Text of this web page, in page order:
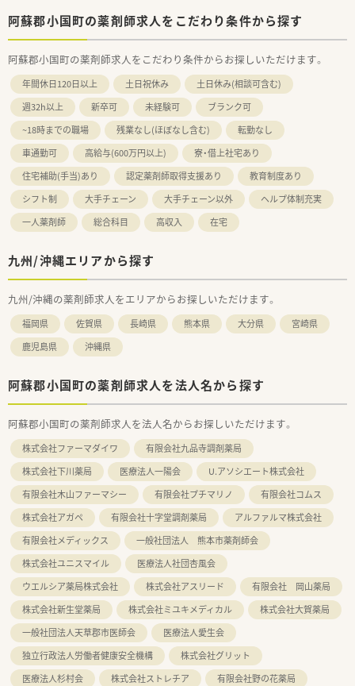
阿蘇郡小国町の薬剤師求人をこだわり条件から探す
阿蘇郡小国町の薬剤師求人をこだわり条件からお探しいただけます。
年間休日120日以上 土日祝休み
土日休み(相談可含む)
週32h以上
新卒可 未経験可
ブランク可
~18時までの職場
残業なし(ほぼなし含む)
転勤なし
車通勤可
高給与(600万円以上)
寮・借上社宅あり
住宅補助(手当)あり
認定薬剤師取得支援あり
教育制度あり
シフト制
大手チェーン 大手チェーン以外
ヘルプ体制充実
一人薬剤師
総合科目 高収入 在宅
九州/沖縄エリアから探す
九州/沖縄の薬剤師求人をエリアからお探しいただけます。
福岡県 佐賀県 長崎県 熊本県 大分県
宮崎県
鹿児島県
沖縄県
阿蘇郡小国町の薬剤師求人を法人名から探す
阿蘇郡小国町の薬剤師求人を法人名からお探しいただけます。
株式会社ファーマダイワ
有限会社九品寺調剤薬局
株式会社下川薬局
医療法人一陽会
U.アソシエート株式会社
有限会社木山ファーマシー
有限会社プチマリノ
有限会社コムス
株式会社アガペ
有限会社十字堂調剤薬局
アルファルマ株式会社
有限会社メディックス
一般社団法人 熊本市薬剤師会
株式会社ユニスマイル
医療法人社団杏風会
ウエルシア薬局株式会社
株式会社アスリード
有限会社 岡山薬局
株式会社新生堂薬局
株式会社ミユキメディカル
株式会社大賀薬局
一般社団法人天草郡市医師会
医療法人愛生会
独立行政法人労働者健康安全機構
株式会社グリット
医療法人杉村会
株式会社ストレチア
有限会社野の花薬局